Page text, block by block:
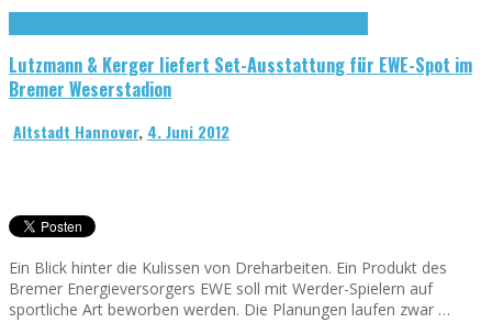
Lutzmann & Kerger liefert Set-Ausstattung für EWE-Spot im
Bremer Weserstadion
Altstadt Hannover, 4. Juni 2012
Ein Blick hinter die Kulissen von Dreharbeiten. Ein Produkt des
Bremer Energieversorgers EWE soll mit Werder-Spielern auf
sportliche Art beworben werden. Die Planungen laufen zwar …